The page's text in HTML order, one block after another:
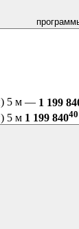
5 м — 1 199
5 м 1 199 84040